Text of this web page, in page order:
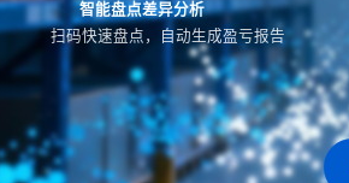
智能盘点差异分析
扫码快速盘点，自动生成盈亏报告